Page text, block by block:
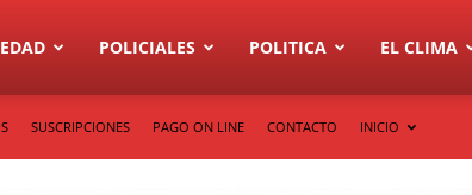
POLICIALES POLITICA EL CLIMA
SUSCRIPCIONES PAGO ON LINE CONTACTO INICIO